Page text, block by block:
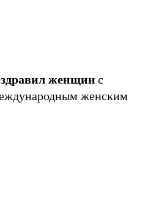
женщин с
женским